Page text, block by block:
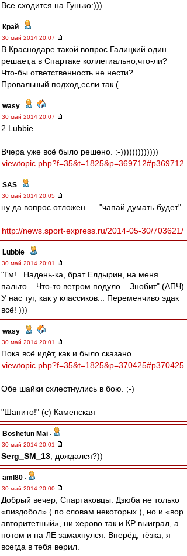
Все сходится на Гунько:)))
Край -
30 май 2014 20:07
В Краснодаре такой вопрос Галицкий один
решает,а в Спартаке коллегиально,что-ли?
Что-бы ответственность не нести?
Провальный подход,если так.(
wasy -
30 май 2014 20:07
2 Lubbie
Вчера уже всё было решено. :-)))))))))))))
viewtopic.php?f=35&t=1825&p=369712#p369712
SAS -
30 май 2014 20:05
ну да вопрос отложен..... "чапай думать будет"
http://news.sport-express.ru/2014-05-30/703621/
Lubbie -
30 май 2014 20:01
"Гм!.. Надень-ка, брат Елдырин, на меня
пальто... Что-то ветром подуло... Знобит" (АПЧ)
У нас тут, как у классиков... Переменчиво эдак
всё! )))
wasy -
30 май 2014 20:01
Пока всё идёт, как и было сказано.
viewtopic.php?f=35&t=1825&p=370425#p370425
Обе шайки схлестнулись в бою. ;-)
"Шапито!" (с) Каменская
Boshetun Mai -
30 май 2014 20:01
Serg_SM_13 , дождался?))
aml80 -
30 май 2014 20:00
Добрый вечер, Спартаковцы. Дзюба не только
«пиздобол» ( по словам некоторых ), но и «вор
авторитетный», ни херово так и КР выиграл, а
потом и на ЛЕ замахнулся. Вперёд, тёзка, я
всегда в тебя верил.